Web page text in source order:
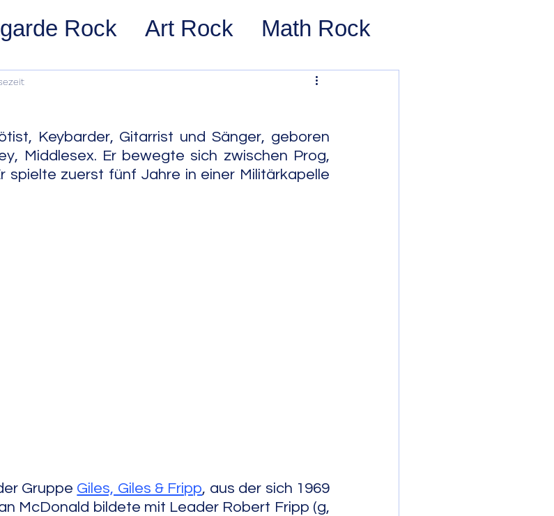
Rock Art Rock Math Rock
Stoner Rock Alternative Rock
Keybarder, Gitarrist und Sänger, geboren
Middlesex. Er bewegte sich zwischen Prog,
spielte zuerst fünf Jahre in einer Militärkapelle
Gruppe Giles, Giles & Fripp
McDonald bildete mit Leader Robert Fripp (g,